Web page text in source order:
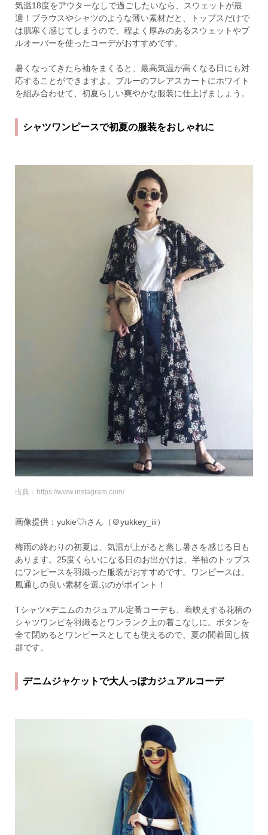
気温18度をアウターなしで過ごしたいなら、スウェットが最
適！ブラウスやシャツのような薄い素材だと、トップスだけで
は肌寒く感じてしまうので、程よく厚みのあるスウェットやプ
ルオーバーを使ったコーデがおすすめです。
暑くなってきたら袖をまくると、最高気温が高くなる日にも対
応することができますよ。ブルーのフレアスカートにホワイト
を組み合わせて、初夏らしい爽やかな服装に仕上げましょう。
シャツワンピースで初夏の服装をおしゃれに
出典：https://www.instagram.com/
画像提供：yukie♡iさん（＠yukkey_iii）
梅雨の終わりの初夏は、気温が上がると蒸し暑さを感じる日も
あります。25度くらいになる日のお出かけは、半袖のトップス
にワンピースを羽織った服装がおすすめです。ワンピースは、
風通しの良い素材を選ぶのがポイント！
Tシャツ×デニムのカジュアル定番コーデも、着映えする花柄の
シャツワンピを羽織るとワンランク上の着こなしに。ボタンを
全て閉めるとワンピースとしても使えるので、夏の間着回し抜
群です。
デニムジャケットで大人っぽカジュアルコーデ